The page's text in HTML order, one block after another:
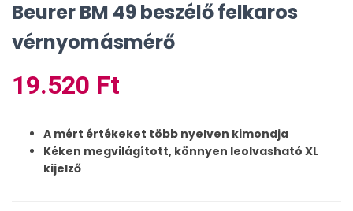
Beurer BM 49 beszélő felkaros
vérnyomásmérő
19.520 Ft
A mért értékeket több nyelven kimondja
Kéken megvilágított, könnyen leolvasható XL
kijelző